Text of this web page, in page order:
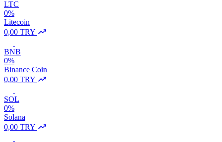
LTC
0%
Litecoin
0,00 TRY
BNB
0%
Binance Coin
0,00 TRY
SOL
0%
Solana
0,00 TRY